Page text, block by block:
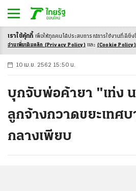
-ก ก ก+
10 เม.ย. 2562 15:50 น.
บุกจับพ่อค้ายา "เท่ง
ลูกจ้างกวาดขยะเทศ
กลางเพียบ
เราใช้คุ้กกี้ เพื่อให้ทุกคนได้ประสบการณ์การใช้งานที่ดียิ่ง
อ่านเพิ่มเติมคลิก (Privacy Policy) และ (Cookie Policy)